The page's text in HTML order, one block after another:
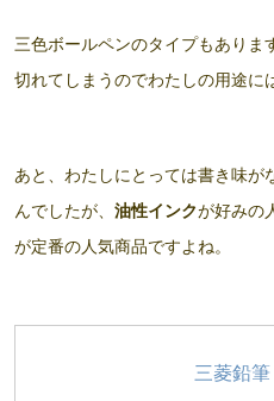
三色ボールペンのタイプもありま
切れてしまうのでわたしの用途に
あと、わたしにとっては書き味が
んでしたが、 油性インクが好みの
が定番の人気商品ですよね。
三菱鉛